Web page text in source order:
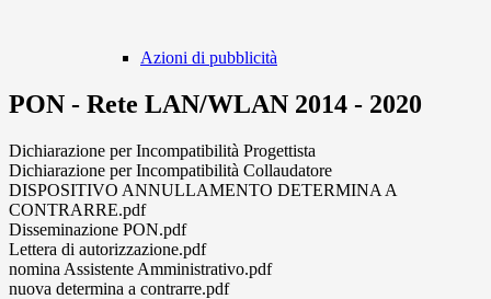
Azioni di pubblicità
PON - Rete LAN/WLAN 2014 - 2020
Dichiarazione per Incompatibilità Progettista
Dichiarazione per Incompatibilità Collaudatore
DISPOSITIVO ANNULLAMENTO DETERMINA A
CONTRARRE.pdf
Disseminazione PON.pdf
Lettera di autorizzazione.pdf
nomina Assistente Amministrativo.pdf
nuova determina a contrarre.pdf